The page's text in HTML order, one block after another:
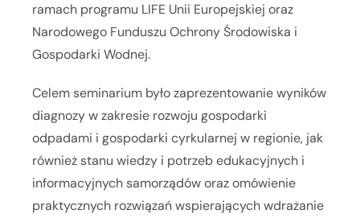
ramach programu LIFE Unii Europejskiej oraz
Narodowego Funduszu Ochrony Środowiska i
Gospodarki Wodnej.
Celem seminarium było zaprezentowanie wyników
diagnozy w zakresie rozwoju gospodarki
odpadami i gospodarki cyrkularnej w regionie, jak
również stanu wiedzy i potrzeb edukacyjnych i
informacyjnych samorządów oraz omówienie
praktycznych rozwiązań wspierających wdrażanie